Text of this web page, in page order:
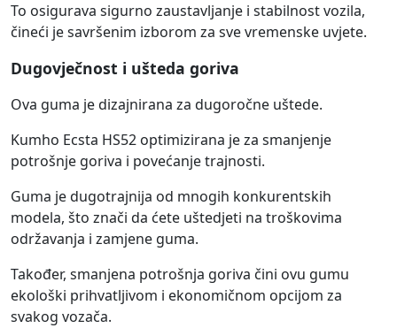
To osigurava sigurno zaustavljanje i stabilnost vozila,
čineći je savršenim izborom za sve vremenske uvjete.
Dugovječnost i ušteda goriva
Ova guma je dizajnirana za dugoročne uštede.
Kumho Ecsta HS52 optimizirana je za smanjenje
potrošnje goriva i povećanje trajnosti.
Guma je dugotrajnija od mnogih konkurentskih
modela, što znači da ćete uštedjeti na troškovima
održavanja i zamjene guma.
Također, smanjena potrošnja goriva čini ovu gumu
ekološki prihvatljivom i ekonomičnom opcijom za
svakog vozača.